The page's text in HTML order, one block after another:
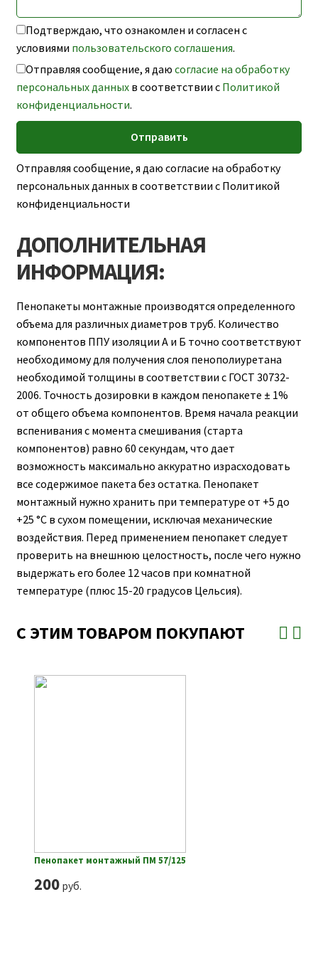
Подтверждаю, что ознакомлен и согласен с
условиями пользовательского соглашения.
Отправляя сообщение, я даю согласие на обработку
персональных данныхв соответствии с Политикой
конфиденциальности.
Отправляя сообщение, я даю согласие на обработку
персональных данных в соответствии с Политикой
конфиденциальности
ДОПОЛНИТЕЛЬНАЯ
ИНФОРМАЦИЯ:
Пенопакеты монтажные производятся определенного
объема для различных диаметров труб. Количество
компонентов ППУ изоляции А и Б точно соответствуют
необходимому для получения слоя пенополиуретана
необходимой толщины в соответствии с ГОСТ 30732-
2006. Точность дозировки в каждом пенопакете ± 1%
от общего объема компонентов. Время начала реакции
вспенивания с момента смешивания (старта
компонентов) равно 60 секундам, что дает
возможность максимально аккуратно израсходовать
все содержимое пакета без остатка. Пенопакет
монтажный нужно хранить при температуре от +5 до
+25 °С в сухом помещении, исключая механические
воздействия. Перед применением пенопакет следует
проверить на внешнюю целостность, после чего нужно
выдержать его более 12 часов при комнатной
температуре (плюс 15-20 градусов Цельсия).
С ЭТИМ ТОВАРОМ ПОКУПАЮТ
Пенопакет монтажный ПМ 57/125
200руб.